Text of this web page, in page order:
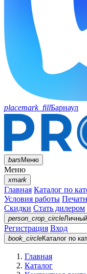
placemark_fillБарнаул
barsМеню
Меню
xmark
Главная Каталог по
Условия работы
Скидки Стать дилером
person_crop_circle
Регистрация Вход
book_circleКаталог по
Главная
Каталог